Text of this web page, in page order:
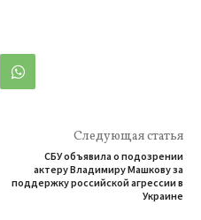
Следующая статья
СБУ объявила о подозрении
актеру Владимиру Машкову за
поддержку российской агрессии в
Украине